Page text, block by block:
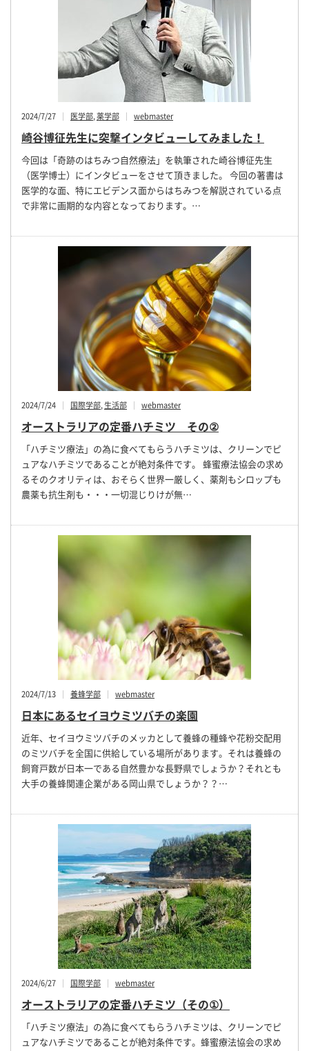
2024/7/27 医学部,薬学部 webmaster
崎谷博征先生に突撃インタビューしてみました！
今回は「奇跡のはちみつ自然療法」を執筆された崎谷博征先生
（医学博士）にインタビューをさせて頂きました。 今回の著書は
医学的な面、特にエビデンス面からはちみつを解説されている点
で非常に画期的な内容となっております。…
2024/7/24 国際学部,生活部 webmaster
オーストラリアの定番ハチミツ その②
「ハチミツ療法」の為に食べてもらうハチミツは、クリーンでピ
ュアなハチミツであることが絶対条件です。 蜂蜜療法協会の求め
るそのクオリティは、おそらく世界一厳しく、薬剤もシロップも
農薬も抗生剤も・・・一切混じりけが無…
2024/7/13 養蜂学部 webmaster
日本にあるセイヨウミツバチの楽園
近年、セイヨウミツバチのメッカとして養蜂の種蜂や花粉交配用
のミツバチを全国に供給している場所があります。それは養蜂の
飼育戸数が日本一である自然豊かな長野県でしょうか？それとも
大手の養蜂関連企業がある岡山県でしょうか？？…
2024/6/27 国際学部 webmaster
オーストラリアの定番ハチミツ（その①）
「ハチミツ療法」の為に食べてもらうハチミツは、クリーンでピ
ュアなハチミツであることが絶対条件です。蜂蜜療法協会の求め